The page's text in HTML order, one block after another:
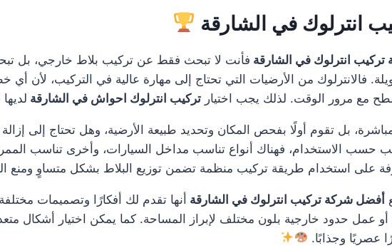
انترلوك في الشارقة
انترلوك في الشارقة فأنت لا تبحث فقط عن تركيب بلاط خارجي، بل
فالانترلوك من الأرضيات التي تحتاج إلى مهارة عالية في التركيب، لأن
مع مرور الوقت. لذلك يجب اختيار تركيب انترلوك احواش في الشارقة
بل تقوم أولًا بفحص المكان وتحديد طبيعة الأرضية، وهل تحتاج إلى
حسب الاستخدام، فهناك أنواع تناسب مداخل السيارات، وأخرى تناسب
على استخدام طريقة تركيب منظمة تضمن توزيع البلاط بشكل متساوٍ ومنع
أفضل شركة تركيب انترلوك في الشارقة أنها تقدم لك أفكارًا وتصميمات
عمل حدود خارجية بلون مختلف لإبراز المساحة. كما يمكن اختيار أشكال
عصريًا وجذابًا.